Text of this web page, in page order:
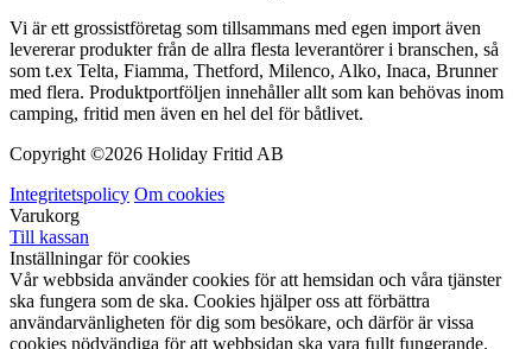
Vi är ett grossistföretag som tillsammans med egen import även
levererar produkter från de allra flesta leverantörer i branschen, så
som t.ex Telta, Fiamma, Thetford, Milenco, Alko, Inaca, Brunner
med flera. Produktportföljen innehåller allt som kan behövas inom
camping, fritid men även en hel del för båtlivet.
Copyright ©2026 Holiday Fritid AB
Integritetspolicy Om cookies
Varukorg
Till kassan
Inställningar för cookies
Vår webbsida använder cookies för att hemsidan och våra tjänster
ska fungera som de ska. Cookies hjälper oss att förbättra
användarvänligheten för dig som besökare, och därför är vissa
cookies nödvändiga för att webbsidan ska vara fullt fungerande.